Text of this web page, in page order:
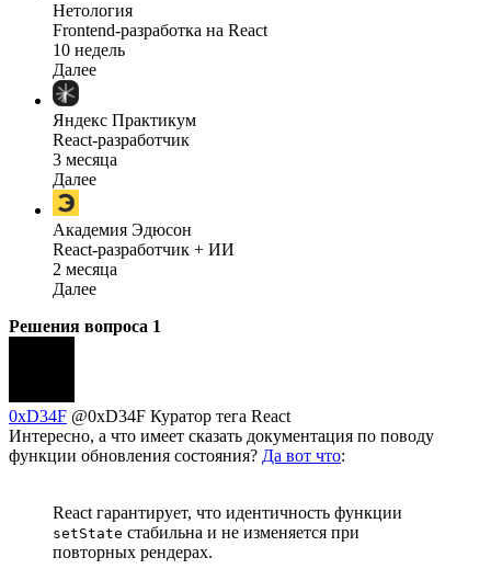
Нетология
Frontend-разработка на React
10 недель
Далее
Яндекс Практикум
React-разработчик
3 месяца
Далее
Академия Эдюсон
React-разработчик + ИИ
2 месяца
Далее
Решения вопроса 1
0xD34F @0xD34F Куратор тега React
Интересно, а что имеет сказать документация по поводу
функции обновления состояния? Да вот что:
React гарантирует, что идентичность функции
setState стабильна и не изменяется при
повторных рендерах.